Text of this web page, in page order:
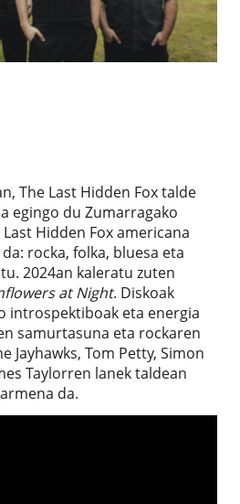
The Last Hidden Fox talde
egingo du Zumarragako
Hidden Fox americana
rocka, folka, bluesa eta
2024an kaleratu zuten
at Night. Diskoak
introspektiboak eta energia
samurtasuna eta rockaren
Jayhawks, Tom Petty, Simon
Taylorren lanek taldean
da.